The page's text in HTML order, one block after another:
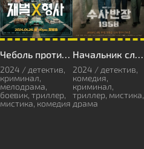
2024 / детектив,
криминал,
мелодрама,
боевик, триллер,
мистика, комедия
2024 / детектив,
комедия,
криминал,
триллер, мистика,
драма